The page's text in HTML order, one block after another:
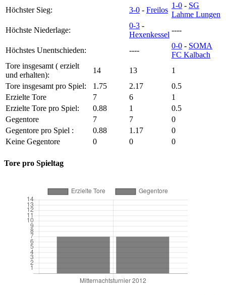
Höchster Sieg: 3-0 - Freilos
1-0 - SG
Lahme Lungen
Höchste Niederlage:
0-3 -
Hexenkessel
----
Höchstes Unentschieden: ----
0-0 - SOMA
FC Kalbach
Tore insgesamt ( erzielt
und erhalten):
14 13
1
Tore insgesamt pro Spiel:
1.75 2.17
0.5
Erzielte Tore
7 6
1
Erzielte Tore pro Spiel:
0.88 1
0.5
Gegentore
7 7
0
Gegentore pro Spiel :
0.88 1.17
0
Keine Gegentore
0 0 0
Tore pro Spieltag